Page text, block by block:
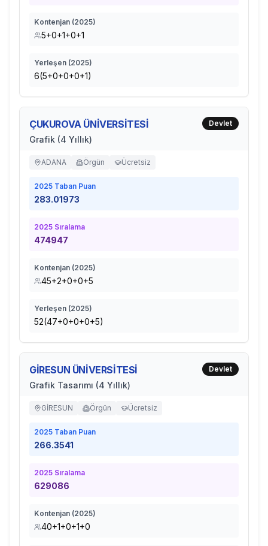
Kontenjan (2025)
5+0+1+0+1
Yerleşen (2025)
6(5+0+0+0+1)
ÇUKUROVA ÜNİVERSİTESİ
Grafik (4 Yıllık)
Devlet
ADANA Örgün Ücretsiz
2025 Taban Puan
283.01973
2025 Sıralama
474947
Kontenjan (2025)
45+2+0+0+5
Yerleşen (2025)
52(47+0+0+0+5)
GİRESUN ÜNİVERSİTESİ
Grafik Tasarımı (4 Yıllık)
Devlet
GİRESUN Örgün Ücretsiz
2025 Taban Puan
266.3541
2025 Sıralama
629086
Kontenjan (2025)
40+1+0+1+0